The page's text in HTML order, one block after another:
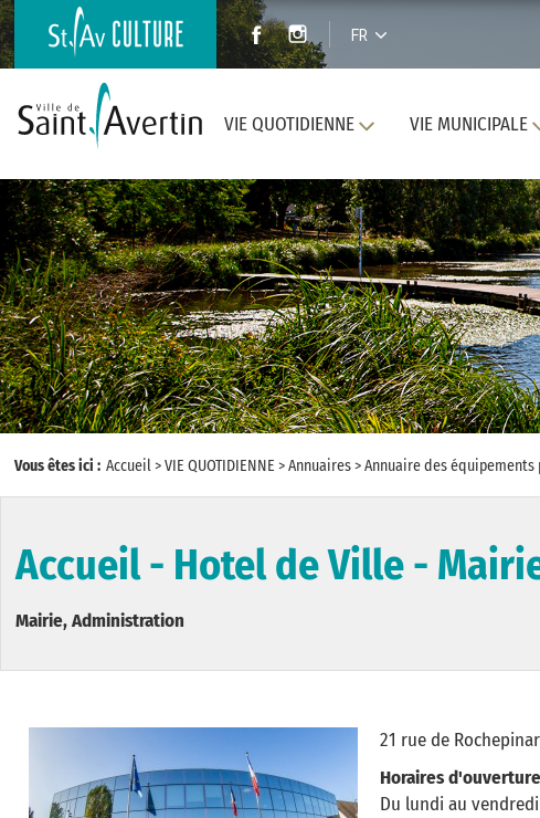
FR
VIE QUOTIDIENNE VIE MUNICIPALE
Vous êtes ici : Accueil>VIE QUOTIDIENNE >Annuaires>Annuaire des équipements
Accueil - Hotel de Ville -
Mairie, Administration
21 rue de
Horaires
Du lundi au